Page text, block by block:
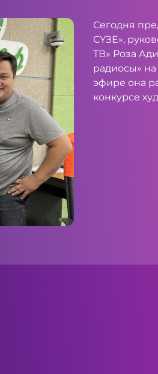
Сегодня
СҮЗЕ»,
ТВ» Роза
радиосы»
эфире она
конкурсе